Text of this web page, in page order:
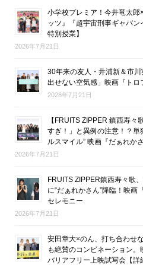
小学校プレミア！今井竜太
ッツ』『超宇宙刑事ギャバン
特別授業】
2026年7月21日
30年来の友人・井浦新＆市
出せない空気感」映画『ト
2026年7月21日
【FRUITS ZIPPER 鎮西寿
すぎ！」と異例の注意！？単
ルスマイル” 映画『だぁれか
2026年7月21日
FRUITS ZIPPER鎮西寿々歌
に“だぁれかさん”降臨！映画
セレモニー
2026年7月21日
安田章大×のん、打ち合わせ
も絶賛のコンビネーション
バリアフリー上映試写会【詳